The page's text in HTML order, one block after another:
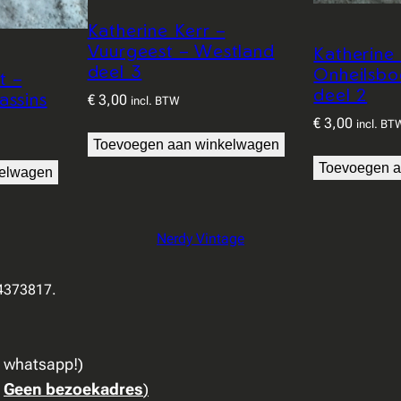
–
Katherine Kerr –
Vuurgeest – Westland
deel 3
€3,00 incl. BTW
Toevoegen aan winkelwagen
Katherine
deel 2
€ 3,00 incl.
Toevoegen
Nerdy Vintage
whatsapp!)
Geen bezoekadres)